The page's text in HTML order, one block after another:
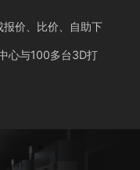
报价、比价、自助下
心与100多台3D打